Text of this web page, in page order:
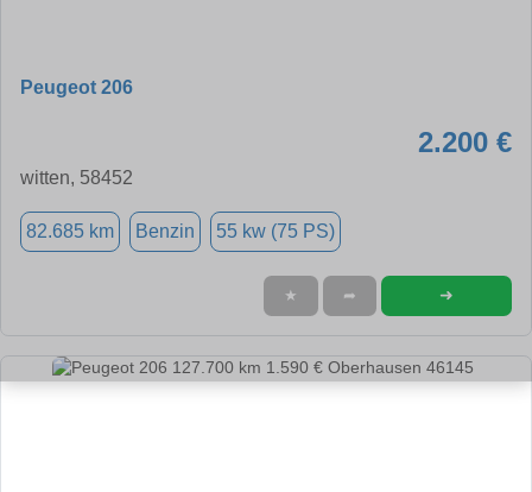
Peugeot 206
2.200 €
witten, 58452
82.685 km Benzin 55 kw (75 PS)
★ ➦ ➜